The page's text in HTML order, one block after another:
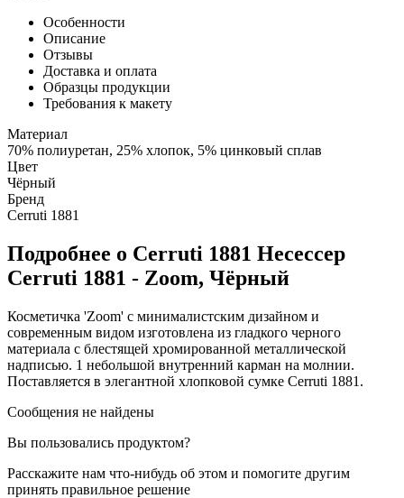
Особенности
Описание
Отзывы
Доставка и оплата
Образцы продукции
Требования к макету
Материал
70% полиуретан, 25% хлопок, 5% цинковый сплав
Цвет
Чёрный
Бренд
Cerruti 1881
Подробнее о Cerruti 1881 Несессер
Cerruti 1881 - Zoom, Чёрный
Косметичка 'Zoom' с минималистским дизайном и
современным видом изготовлена ​​из гладкого черного
материала с блестящей хромированной металлической
надписью. 1 небольшой внутренний карман на молнии.
Поставляется в элегантной хлопковой сумке Cerruti 1881.
Сообщения не найдены
Вы пользовались продуктом?
Расскажите нам что-нибудь об этом и помогите другим
принять правильное решение